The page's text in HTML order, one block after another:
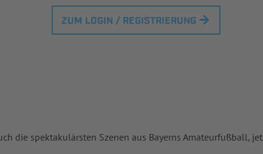
ZUM LOGIN / REGISTRIERUNG
die spektakulärsten Szenen aus Bayerns Amateurfußball,